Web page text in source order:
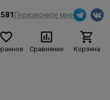
Перезвоните мне
Сравнение Корзина